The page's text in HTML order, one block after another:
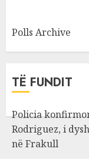
Polls Archive
TË FUNDIT
Policia
Rodriguez, i
në Frakull